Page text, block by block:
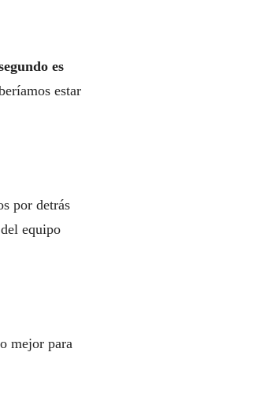
es
estar
por detrás
equipo
mejor para